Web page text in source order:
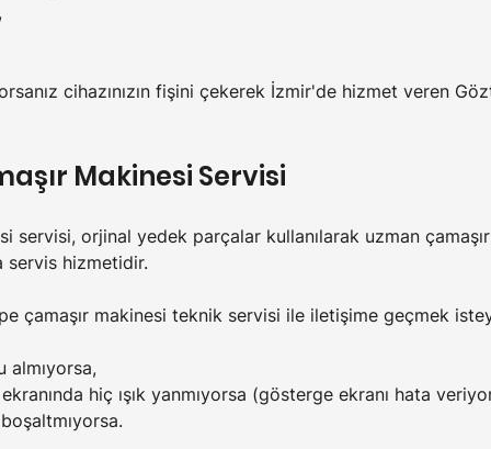
cihazınızın fişini çekerek İzmir'de hizmet veren
Makinesi Servisi
servisi, orjinal yedek parçalar kullanılarak uzman
servis hizmetidir.
çamaşır makinesi teknik servisi ile iletişime geçmek
almıyorsa,
hiç ışık yanmıyorsa (gösterge ekranı hata